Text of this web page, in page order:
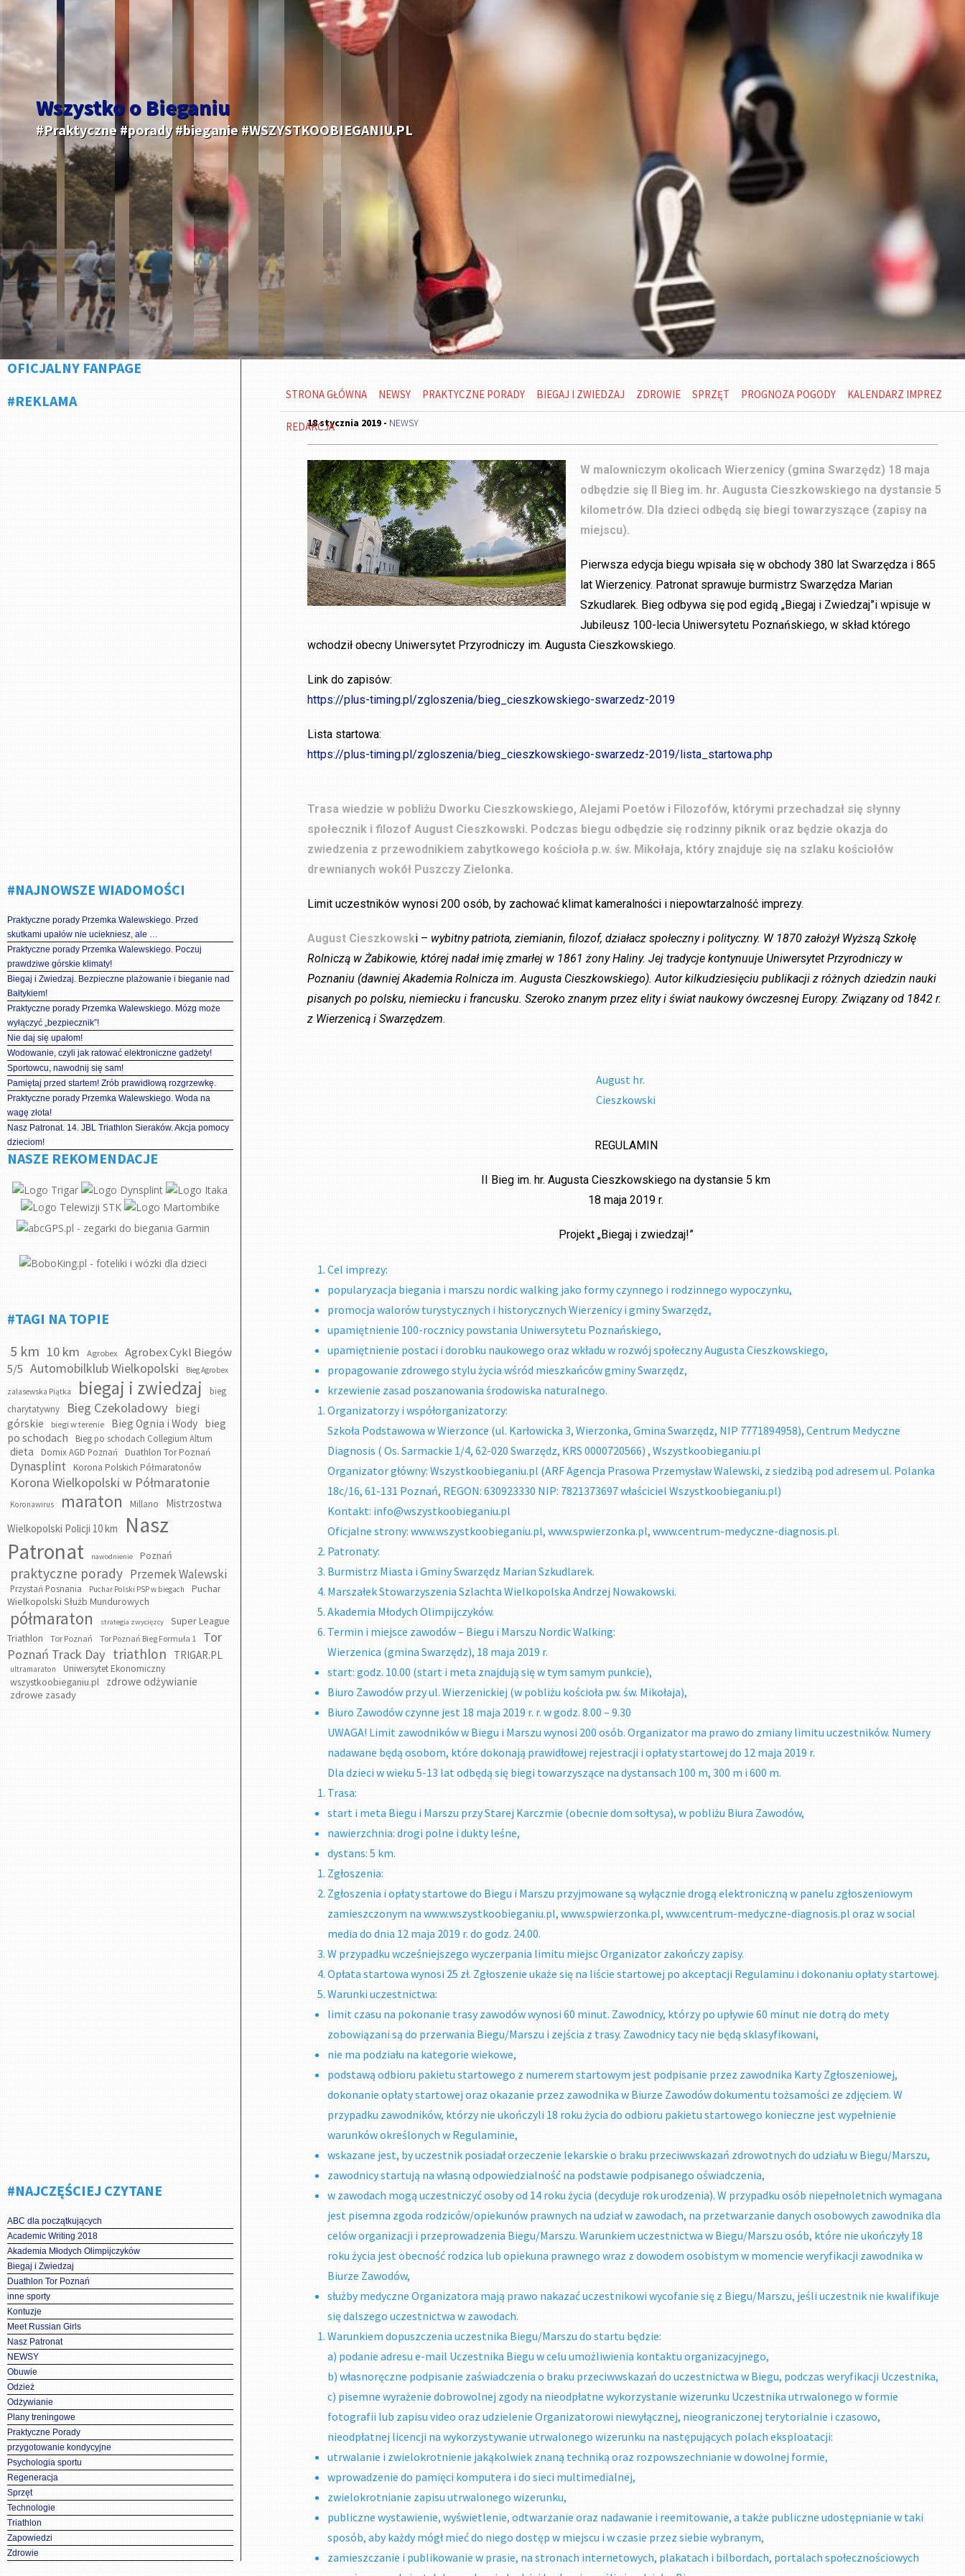
Wszystko o Bieganiu
#Praktyczne #porady #bieganie #WSZYSTKOOBIEGANIU.PL
OFICJALNY FANPAGE
#REKLAMA
#NAJNOWSZE WIADOMOŚCI
Praktyczne porady Przemka Walewskiego. Przed
skutkami upałów nie uciekniesz, ale …
Praktyczne porady Przemka Walewskiego. Poczuj
prawdziwe górskie klimaty!
Biegaj i Zwiedzaj. Bezpieczne plażowanie i bieganie nad
Bałtykiem!
Praktyczne porady Przemka Walewskiego. Mózg może
wyłączyć „bezpiecznik”!
Nie daj się upałom!
Wodowanie, czyli jak ratować elektroniczne gadżety!
Sportowcu, nawodnij się sam!
Pamiętaj przed startem! Zrób prawidłową rozgrzewkę.
Praktyczne porady Przemka Walewskiego. Woda na
wagę złota!
Nasz Patronat. 14. JBL Triathlon Sieraków. Akcja pomocy
dzieciom!
NASZE REKOMENDACJE
#TAGI NA TOPIE
5 km 10 km Agrobex
Agrobex Cykl Biegów
5/5 Automobilklub Wielkopolski Bieg Agrobex
zalasewska Piątka biegaj i zwiedzaj
bieg
charytatywny
Bieg Czekoladowy
biegi
górskie
biegi w terenie Bieg Ognia i Wody bieg
po schodach
Bieg po schodach Collegium Altum
dieta Domix AGD Poznań Duathlon Tor Poznań
Dynasplint Korona Polskich Półmaratonów
Korona Wielkopolski w Półmaratonie
Koronawirus maraton Millano
Mistrzostwa
Wielkopolski Policji 10 km
Nasz
Patronat
nawodnienie Poznań
praktyczne porady Przemek Walewski
Przystań Posnania Puchar Polski PSP w biegach
Puchar
Wielkopolski Służb Mundurowych
półmaraton strategia zwycięzcy
Super League
Triathlon
Tor Poznań Tor Poznań Bieg Formuła 1
Tor
Poznań Track Day triathlon TRIGAR.PL
ultramaraton Uniwersytet Ekonomiczny
wszystkoobieganiu.pl zdrowe odżywianie
zdrowe zasady
#NAJCZĘŚCIEJ CZYTANE
ABC dla początkujących
Academic Writing 2018
Akademia Młodych Olimpijczyków
Biegaj i Zwiedzaj
Duathlon Tor Poznań
inne sporty
Kontuzje
Meet Russian Girls
Nasz Patronat
NEWSY
Obuwie
Odzież
Odżywianie
Plany treningowe
Praktyczne Porady
przygotowanie kondycyjne
Psychologia sportu
Regeneracja
Sprzęt
Technologie
Triathlon
Zapowiedzi
Zdrowie
STRONA GŁÓWNA NEWSY PRAKTYCZNE PORADY BIEGAJ I ZWIEDZAJ ZDROWIE SPRZĘT PROGNOZA POGODY KALENDARZ IMPREZ
REDAKCJA
18 stycznia 2019 - NEWSY
W malowniczym okolicach Wierzenicy (gmina Swarzędz) 18 maja
odbędzie się II Bieg im. hr. Augusta Cieszkowskiego na dystansie 5
kilometrów. Dla dzieci odbędą się biegi towarzyszące (zapisy na
miejscu).
Pierwsza edycja biegu wpisała się w obchody 380 lat Swarzędza i 865
lat Wierzenicy. Patronat sprawuje burmistrz Swarzędza Marian
Szkudlarek. Bieg odbywa się pod egidą „Biegaj i Zwiedzaj”i wpisuje w
Jubileusz 100-lecia Uniwersytetu Poznańskiego, w skład którego
wchodził obecny Uniwersytet Przyrodniczy im. Augusta Cieszkowskiego.
Link do zapisów:
https://plus-timing.pl/zgloszenia/bieg_cieszkowskiego-swarzedz-2019
Lista startowa:
https://plus-timing.pl/zgloszenia/bieg_cieszkowskiego-swarzedz-2019/lista_startowa.php
Trasa wiedzie w pobliżu Dworku Cieszkowskiego, Alejami Poetów i Filozofów, którymi przechadzał się słynny
społecznik i filozof August Cieszkowski. Podczas biegu odbędzie się rodzinny piknik oraz będzie okazja do
zwiedzenia z przewodnikiem zabytkowego kościoła p.w. św. Mikołaja, który znajduje się na szlaku kościołów
drewnianych wokół Puszczy Zielonka.
Limit uczestników wynosi 200 osób, by zachować klimat kameralności i niepowtarzalność imprezy.
August Cieszkowski – wybitny patriota, ziemianin, filozof, działacz społeczny i polityczny. W 1870 założył Wyższą Szkołę
Rolniczą w Żabikowie, której nadał imię zmarłej w 1861 żony Haliny. Jej tradycje kontynuuje Uniwersytet Przyrodniczy w
Poznaniu (dawniej Akademia Rolnicza im. Augusta Cieszkowskiego). Autor kilkudziesięciu publikacji z różnych dziedzin nauki
pisanych po polsku, niemiecku i francusku. Szeroko znanym przez elity i świat naukowy ówczesnej Europy. Związany od 1842 r.
z Wierzenicą i Swarzędzem.
August hr.
Cieszkowski
REGULAMIN
II Bieg im. hr. Augusta Cieszkowskiego na dystansie 5 km
18 maja 2019 r.
Projekt „Biegaj i zwiedzaj!”
Cel imprezy:
popularyzacja biegania i marszu nordic walking jako formy czynnego i rodzinnego wypoczynku,
promocja walorów turystycznych i historycznych Wierzenicy i gminy Swarzędz,
upamiętnienie 100-rocznicy powstania Uniwersytetu Poznańskiego,
upamiętnienie postaci i dorobku naukowego oraz wkładu w rozwój społeczny Augusta Cieszkowskiego,
propagowanie zdrowego stylu życia wśród mieszkańców gminy Swarzędz,
krzewienie zasad poszanowania środowiska naturalnego.
Organizatorzy i współorganizatorzy:
Szkoła Podstawowa w Wierzonce (ul. Karłowicka 3, Wierzonka, Gmina Swarzędz, NIP 7771894958), Centrum Medyczne
Diagnosis ( Os. Sarmackie 1/4, 62-020 Swarzędz, KRS 0000720566) , Wszystkoobieganiu.pl
Organizator główny: Wszystkoobieganiu.pl (ARF Agencja Prasowa Przemysław Walewski, z siedzibą pod adresem ul. Polanka
18c/16, 61-131 Poznań, REGON: 630923330 NIP: 7821373697 właściciel Wszystkoobieganiu.pl)
Kontakt: info@wszystkoobieganiu.pl
Oficjalne strony: www.wszystkoobieganiu.pl, www.spwierzonka.pl, www.centrum-medyczne-diagnosis.pl.
Patronaty:
Burmistrz Miasta i Gminy Swarzędz Marian Szkudlarek.
Marszałek Stowarzyszenia Szlachta Wielkopolska Andrzej Nowakowski.
Akademia Młodych Olimpijczyków.
Termin i miejsce zawodów – Biegu i Marszu Nordic Walking:
Wierzenica (gmina Swarzędz), 18 maja 2019 r.
start: godz. 10.00 (start i meta znajdują się w tym samym punkcie),
Biuro Zawodów przy ul. Wierzenickiej (w pobliżu kościoła pw. św. Mikołaja),
Biuro Zawodów czynne jest 18 maja 2019 r. r. w godz. 8.00 – 9.30
UWAGA! Limit zawodników w Biegu i Marszu wynosi 200 osób. Organizator ma prawo do zmiany limitu uczestników. Numery
nadawane będą osobom, które dokonają prawidłowej rejestracji i opłaty startowej do 12 maja 2019 r.
Dla dzieci w wieku 5-13 lat odbędą się biegi towarzyszące na dystansach 100 m, 300 m i 600 m.
Trasa:
start i meta Biegu i Marszu przy Starej Karczmie (obecnie dom sołtysa), w pobliżu Biura Zawodów,
nawierzchnia: drogi polne i dukty leśne,
dystans: 5 km.
Zgłoszenia:
Zgłoszenia i opłaty startowe do Biegu i Marszu przyjmowane są wyłącznie drogą elektroniczną w panelu zgłoszeniowym
zamieszczonym na www.wszystkoobieganiu.pl, www.spwierzonka.pl, www.centrum-medyczne-diagnosis.pl oraz w social
media do dnia 12 maja 2019 r. do godz. 24.00.
W przypadku wcześniejszego wyczerpania limitu miejsc Organizator zakończy zapisy.
Opłata startowa wynosi 25 zł. Zgłoszenie ukaże się na liście startowej po akceptacji Regulaminu i dokonaniu opłaty startowej.
Warunki uczestnictwa:
limit czasu na pokonanie trasy zawodów wynosi 60 minut. Zawodnicy, którzy po upływie 60 minut nie dotrą do mety
zobowiązani są do przerwania Biegu/Marszu i zejścia z trasy. Zawodnicy tacy nie będą sklasyfikowani,
nie ma podziału na kategorie wiekowe,
podstawą odbioru pakietu startowego z numerem startowym jest podpisanie przez zawodnika Karty Zgłoszeniowej,
dokonanie opłaty startowej oraz okazanie przez zawodnika w Biurze Zawodów dokumentu tożsamości ze zdjęciem. W
przypadku zawodników, którzy nie ukończyli 18 roku życia do odbioru pakietu startowego konieczne jest wypełnienie
warunków określonych w Regulaminie,
wskazane jest, by uczestnik posiadał orzeczenie lekarskie o braku przeciwwskazań zdrowotnych do udziału w Biegu/Marszu,
zawodnicy startują na własną odpowiedzialność na podstawie podpisanego oświadczenia,
w zawodach mogą uczestniczyć osoby od 14 roku życia (decyduje rok urodzenia). W przypadku osób niepełnoletnich wymagana
jest pisemna zgoda rodziców/opiekunów prawnych na udział w zawodach, na przetwarzanie danych osobowych zawodnika dla
celów organizacji i przeprowadzenia Biegu/Marszu. Warunkiem uczestnictwa w Biegu/Marszu osób, które nie ukończyły 18
roku życia jest obecność rodzica lub opiekuna prawnego wraz z dowodem osobistym w momencie weryfikacji zawodnika w
Biurze Zawodów,
służby medyczne Organizatora mają prawo nakazać uczestnikowi wycofanie się z Biegu/Marszu, jeśli uczestnik nie kwalifikuje
się dalszego uczestnictwa w zawodach.
Warunkiem dopuszczenia uczestnika Biegu/Marszu do startu będzie:
a) podanie adresu e-mail Uczestnika Biegu w celu umożliwienia kontaktu organizacyjnego,
b) własnoręczne podpisanie zaświadczenia o braku przeciwwskazań do uczestnictwa w Biegu, podczas weryfikacji Uczestnika,
c) pisemne wyrażenie dobrowolnej zgody na nieodpłatne wykorzystanie wizerunku Uczestnika utrwalonego w formie
fotografii lub zapisu video oraz udzielenie Organizatorowi niewyłącznej, nieograniczonej terytorialnie i czasowo,
nieodpłatnej licencji na wykorzystywanie utrwalonego wizerunku na następujących polach eksploatacji:
utrwalanie i zwielokrotnienie jakąkolwiek znaną techniką oraz rozpowszechnianie w dowolnej formie,
wprowadzenie do pamięci komputera i do sieci multimedialnej,
zwielokrotnianie zapisu utrwalonego wizerunku,
publiczne wystawienie, wyświetlenie, odtwarzanie oraz nadawanie i reemitowanie, a także publiczne udostępnianie w taki
sposób, aby każdy mógł mieć do niego dostęp w miejscu i w czasie przez siebie wybranym,
zamieszczanie i publikowanie w prasie, na stronach internetowych, plakatach i bilbordach, portalach społecznościowych